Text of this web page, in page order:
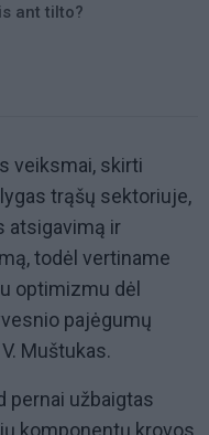
ant tilto?
veiksmai, skirti
trąšų sektoriuje,
atsigavimą ir
todėl vertiname
optimizmu dėl
pajėgumų
Muštukas.
pernai užbaigtas